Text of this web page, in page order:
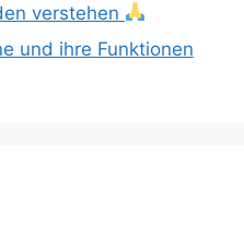
verstehen
und ihre Funktionen